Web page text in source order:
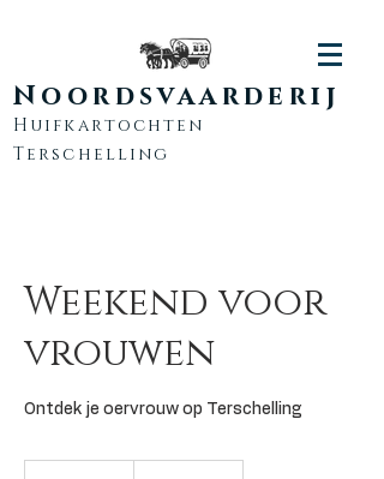
Noordsvaarderij
Huifkartochten
Terschelling
Weekend voor
vrouwen
Ontdek je oervrouw op Terschelling